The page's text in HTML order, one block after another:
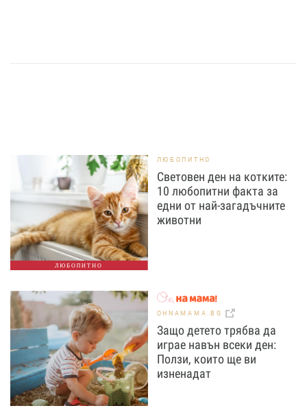
ЛЮБОПИТНО
ЛЮБОПИТНО
Световен ден на котките:
10 любопитни факта за
едни от най-загадъчните
животни
OHNAMAMA.BG
Защо детето трябва да
играе навън всеки ден:
Ползи, които ще ви
изненадат